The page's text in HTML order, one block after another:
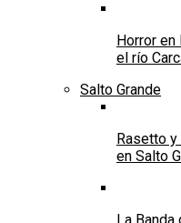
Horror
el río
Salto Grande
Rasetto
en Salto